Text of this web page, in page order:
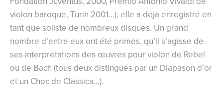
violon baroque, Turin 2001…), elle a déjà enregistré en
tant que soliste de nombreux disques. Un grand
nombre d’entre eux ont été primés, qu’il s’agisse de
ses interprétations des œuvres pour violon de Rebel
ou de Bach (tous deux distingués par un Diapason d’or
et un Choc de Classica…).